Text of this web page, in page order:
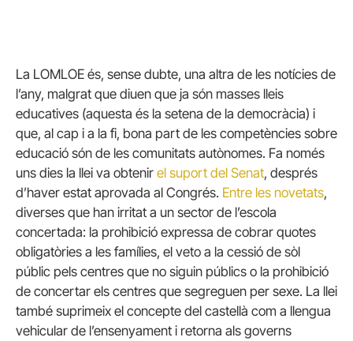
La LOMLOE és, sense dubte, una altra de les notícies de
l’any, malgrat que diuen que ja són masses lleis
educatives (aquesta és la setena de la democràcia) i
que, al cap i a la fi, bona part de les competències sobre
educació són de les comunitats autònomes. Fa només
uns dies la llei va obtenir el suport del Senat, després
d’haver estat aprovada al Congrés. Entre les novetats,
diverses que han irritat a un sector de l’escola
concertada: la prohibició expressa de cobrar quotes
obligatòries a les famílies, el veto a la cessió de sòl
públic pels centres que no siguin públics o la prohibició
de concertar els centres que segreguen per sexe. La llei
també suprimeix el concepte del castellà com a llengua
vehicular de l’ensenyament i retorna als governs